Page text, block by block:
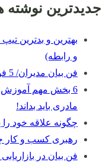
جدیدترین نوشته
و رابطه)
فن بیان مدیران/ 5 فوت کوزه گری مدیران موفق
6 بخش مهم
مادری باید بداند!
چگونه علاقه خود را پیدا کنیم؟ 3
رهبری کسب و کار چیست؟ 3 پایه
فن بیان در بازاریابی تلفنی + 5 اشتباه